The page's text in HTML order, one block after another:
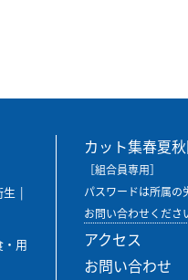
用
カット集春夏
［組合員専用］
パスワードは所属の
お問い合わせくださ
アクセス
お問い合わせ